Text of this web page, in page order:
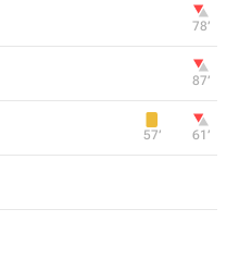
78‎’‎
87‎’‎
57‎’‎ 61‎’‎